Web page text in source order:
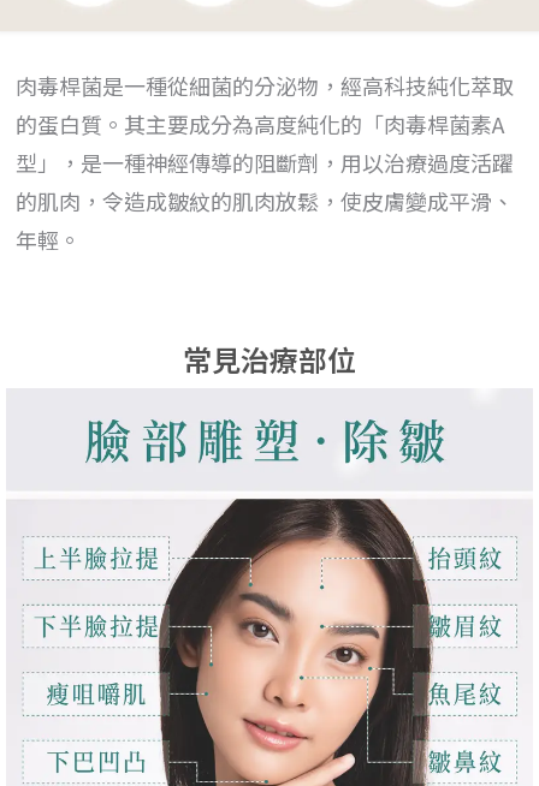
肉毒桿菌是一種從細菌的分泌物，經高科技純化萃取
的蛋白質。其主要成分為高度純化的「肉毒桿菌素A
型」，是一種神經傳導的阻斷劑，用以治療過度活躍
的肌肉，令造成皺紋的肌肉放鬆，使皮膚變成平滑、
年輕。
常見治療部位